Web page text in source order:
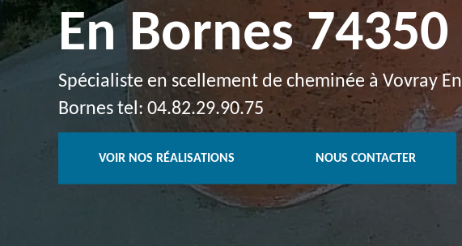
En Bornes 74350
Spécialiste en scellement de cheminée à Vovray En
Bornes tel: 04.82.29.90.75
VOIR NOS RÉALISATIONS NOUS CONTACTER